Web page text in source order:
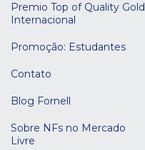
Premio Top of Quality Gold
Internacional
Promoção: Estudantes
Contato
Blog Fornell
Sobre NFs no Mercado
Livre